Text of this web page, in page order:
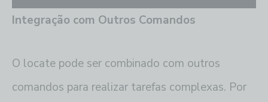
Integração com Outros Comandos
O locate pode ser combinado com outros
comandos para realizar tarefas complexas. Por